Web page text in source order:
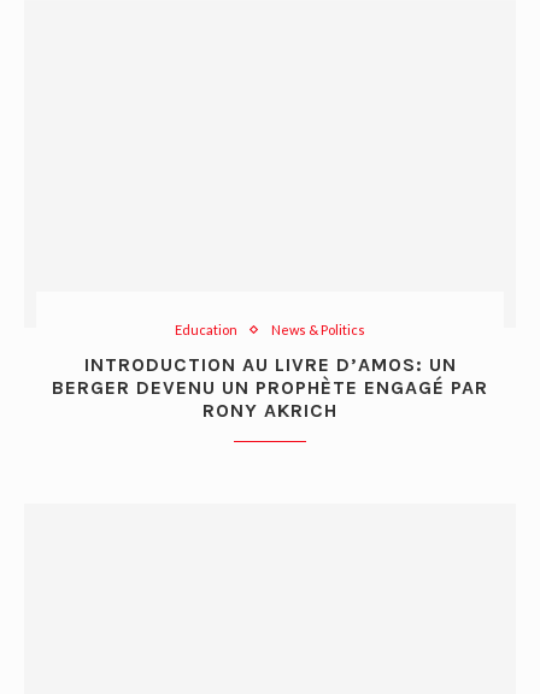
Education News & Politics
INTRODUCTION AU LIVRE D’AMOS: UN
BERGER DEVENU UN PROPHÈTE ENGAGÉ PAR
RONY AKRICH